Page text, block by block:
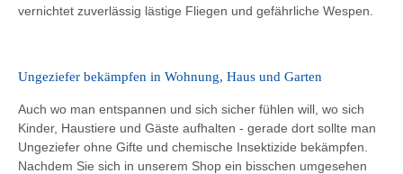
vernichtet zuverlässig lästige Fliegen und gefährliche Wespen.
Ungeziefer bekämpfen in Wohnung, Haus und Garten
Auch wo man entspannen und sich sicher fühlen will, wo sich
Kinder, Haustiere und Gäste aufhalten - gerade dort sollte man
Ungeziefer ohne Gifte und chemische Insektizide bekämpfen.
Nachdem Sie sich in unserem Shop ein bisschen umgesehen